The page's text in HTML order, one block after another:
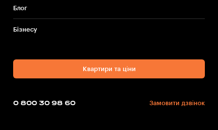
Блог
Бiзнесу
Квартири та ціни
0 800 30 98 60 Замовити дзвінок